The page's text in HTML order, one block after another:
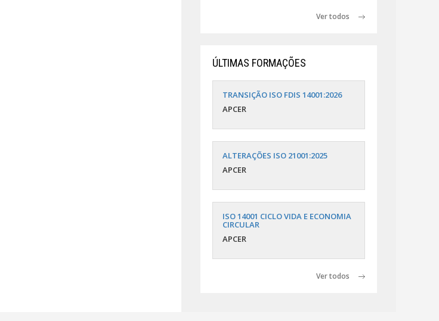
Ver todos
ÚLTIMAS FORMAÇÕES
TRANSIÇÃO ISO FDIS 14001:2026
APCER
ALTERAÇÕES ISO 21001:2025
APCER
ISO 14001 CICLO VIDA E ECONOMIA
CIRCULAR
APCER
Ver todos